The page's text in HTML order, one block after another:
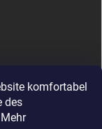
komfortabel
des